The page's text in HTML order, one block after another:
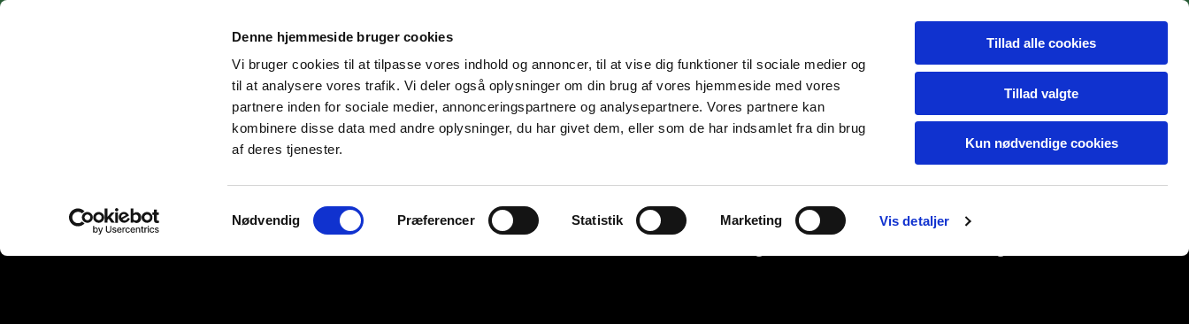
Denne hjemmeside bruger cookies
Vi bruger cookies til at tilpasse vores indhold og annoncer, til at vise dig funktioner til sociale medier og
til at analysere vores trafik. Vi deler også oplysninger om din brug af vores hjemmeside med vores
partnere inden for sociale medier, annonceringspartnere og analysepartnere. Vores partnere kan
kombinere disse data med andre oplysninger, du har givet dem, eller som de har indsamlet fra din brug
af deres tjenester.
Nødvendig Præferencer Statistik Marketing Vis detaljer
Tillad alle cookies
Tillad valgte
Kun nødvendige cookies